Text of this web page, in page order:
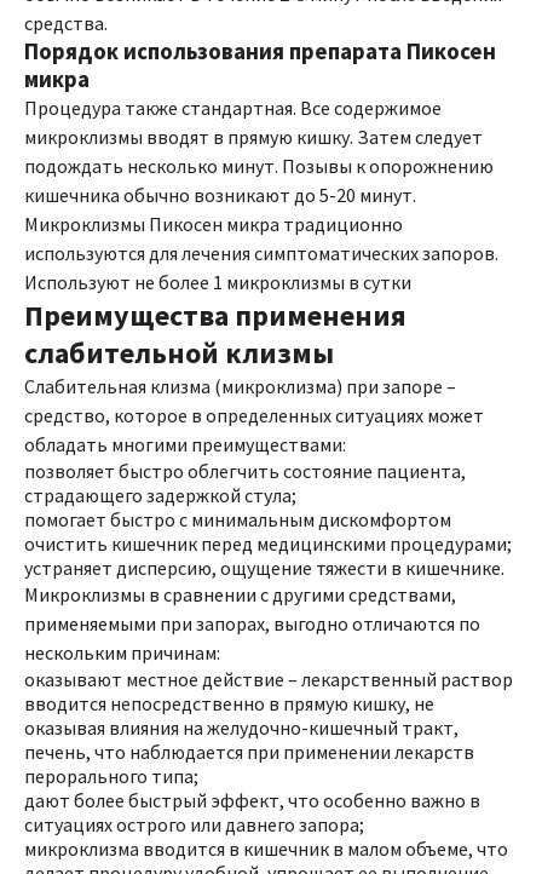
средства.
Порядок использования препарата Пикосен
микра
Процедура также стандартная. Все содержимое
микроклизмы вводят в прямую кишку. Затем следует
подождать несколько минут. Позывы к опорожнению
кишечника обычно возникают до 5-20 минут.
Микроклизмы Пикосен микра традиционно
используются для лечения симптоматических запоров.
Используют не более 1 микроклизмы в сутки
Преимущества применения
слабительной клизмы
Слабительная клизма (микроклизма) при запоре –
средство, которое в определенных ситуациях может
обладать многими преимуществами:
позволяет быстро облегчить состояние пациента,
страдающего задержкой стула;
помогает быстро с минимальным дискомфортом
очистить кишечник перед медицинскими процедурами;
устраняет дисперсию, ощущение тяжести в кишечнике.
Микроклизмы в сравнении с другими средствами,
применяемыми при запорах, выгодно отличаются по
нескольким причинам:
оказывают местное действие – лекарственный раствор
вводится непосредственно в прямую кишку, не
оказывая влияния на желудочно-кишечный тракт,
печень, что наблюдается при применении лекарств
перорального типа;
дают более быстрый эффект, что особенно важно в
ситуациях острого или давнего запора;
микроклизма вводится в кишечник в малом объеме, что